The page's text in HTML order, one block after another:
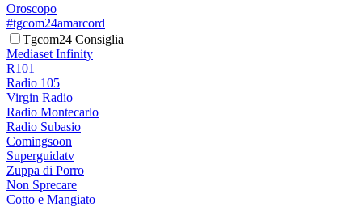
Oroscopo
#tgcom24amarcord
Tgcom24 Consiglia
Mediaset Infinity
R101
Radio 105
Virgin Radio
Radio Montecarlo
Radio Subasio
Comingsoon
Superguidatv
Zuppa di Porro
Non Sprecare
Cotto e Mangiato